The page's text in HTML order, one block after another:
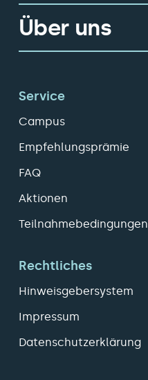
Über uns
Service
Campus
Empfehlungsprämie
FAQ
Aktionen
Teilnahmebedingungen
Rechtliches
Hinweisgebersystem
Impressum
Datenschutzerklärung